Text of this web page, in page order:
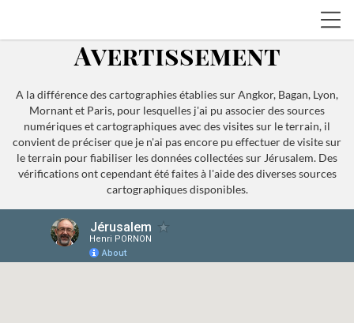
Avertissement
A la différence des cartographies établies sur Angkor, Bagan, Lyon,
Mornant et Paris, pour lesquelles j'ai pu associer des sources
numériques et cartographiques avec des visites sur le terrain, il
convient de préciser que je n'ai pas encore pu effectuer de visite sur
le terrain pour fiabiliser les données collectées sur Jérusalem. Des
vérifications ont cependant été faites à l'aide des diverses sources
cartographiques disponibles.